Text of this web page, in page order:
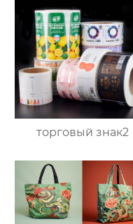
торговый знак2